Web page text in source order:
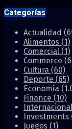
Categorías
Actualidad
Alimentos (1)
Comercial (1)
Commerce
Cultura (60)
Deporte (65)
Economía
Finance (10)
Internacional
Investments
Juegos (1)